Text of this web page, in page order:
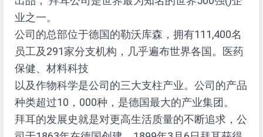
业之一。
公司的总部位于德国的勒沃库森，拥有111,400名
员工及291家分支机构，几乎遍布世界各国。医药
保健、材料科技
以及作物科学是公司的三大支柱产业。公司的产品
种类超过10，000种，是德国最大的产业集团。
拜耳的发展史就是对更高生活质量的不断追求，公